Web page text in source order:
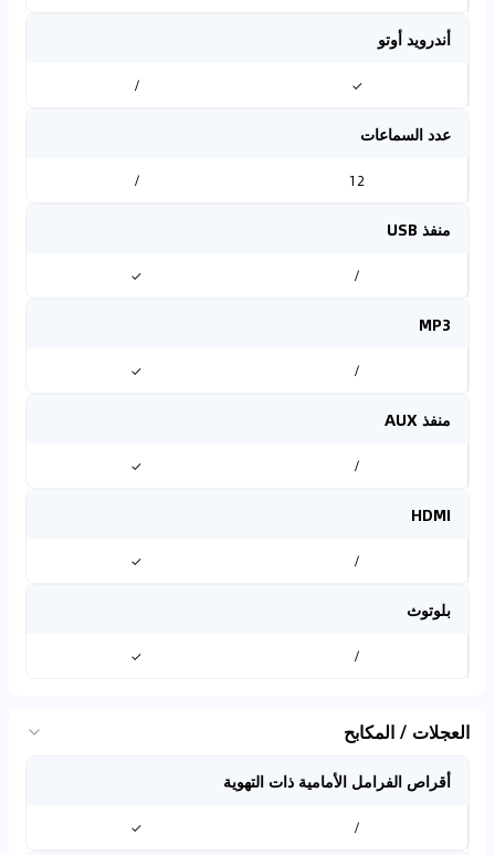
أندرويد أوتو
✓
/
عدد السماعات
12
/
منفذ USB
/
✓
MP3
/
✓
منفذ AUX
/
✓
HDMI
/
✓
بلوتوث
/
✓
العجلات / المكابح
أقراص الفرامل الأمامية ذات التهوية
/
✓